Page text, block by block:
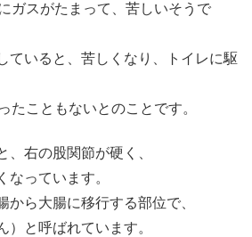
ガスがたまって、苦しいそうで
ていると、苦しくなり、トイレに駆
たこともないとのことです。
、右の股関節が硬く、
なっています。
から大腸に移行する部位で、
）と呼ばれています。